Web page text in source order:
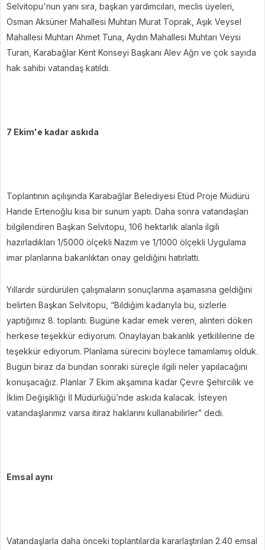
Selvitopu'nun yanı sıra, başkan yardımcıları, meclis üyeleri,
Osman Aksüner Mahallesi Muhtarı Murat Toprak, Aşık Veysel
Mahallesi Muhtarı Ahmet Tuna, Aydın Mahallesi Muhtarı Veysi
Turan, Karabağlar Kent Konseyi Başkanı Alev Ağrı ve çok sayıda
hak sahibi vatandaş katıldı.
7 Ekim'e kadar askıda
Toplantının açılışında Karabağlar Belediyesi Etüd Proje Müdürü
Hande Ertenoğlu kısa bir sunum yaptı. Daha sonra vatandaşları
bilgilendiren Başkan Selvitopu, 106 hektarlık alanla ilgili
hazırladıkları 1/5000 ölçekli Nazım ve 1/1000 ölçekli Uygulama
imar planlarına bakanlıktan onay geldiğini hatırlattı.
Yıllardır sürdürülen çalışmaların sonuçlanma aşamasına geldiğini
belirten Başkan Selvitopu, “Bildiğim kadarıyla bu, sizlerle
yaptığımız 8. toplantı. Bugüne kadar emek veren, alınteri döken
herkese teşekkür ediyorum. Onaylayan bakanlık yetkililerine de
teşekkür ediyorum. Planlama sürecini böylece tamamlamış olduk.
Bugün biraz da bundan sonraki süreçle ilgili neler yapılacağını
konuşacağız. Planlar 7 Ekim akşamına kadar Çevre Şehircilik ve
İklim Değişikliği İl Müdürlüğü’nde askıda kalacak. İsteyen
vatandaşlarımız varsa itiraz haklarını kullanabilirler” dedi.
Emsal aynı
Vatandaşlarla daha önceki toplantılarda kararlaştırılan 2.40 emsal